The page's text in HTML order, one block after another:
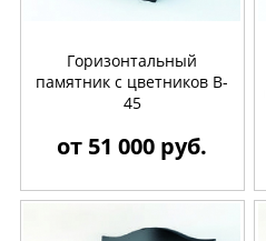
Горизонтальный
памятник с цветников B-
45
от 51 000 руб.